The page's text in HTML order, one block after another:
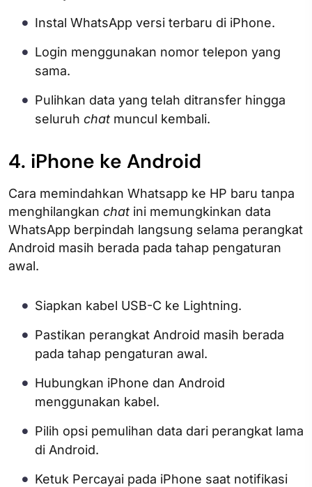
Instal WhatsApp versi terbaru di iPhone.
Login menggunakan nomor telepon yang
sama.
Pulihkan data yang telah ditransfer hingga
seluruh chat muncul kembali.
4. iPhone ke Android
Cara memindahkan Whatsapp ke HP baru tanpa
menghilangkan chat ini memungkinkan data
WhatsApp berpindah langsung selama perangkat
Android masih berada pada tahap pengaturan
awal.
Siapkan kabel USB-C ke Lightning.
Pastikan perangkat Android masih berada
pada tahap pengaturan awal.
Hubungkan iPhone dan Android
menggunakan kabel.
Pilih opsi pemulihan data dari perangkat lama
di Android.
Ketuk Percayai pada iPhone saat notifikasi